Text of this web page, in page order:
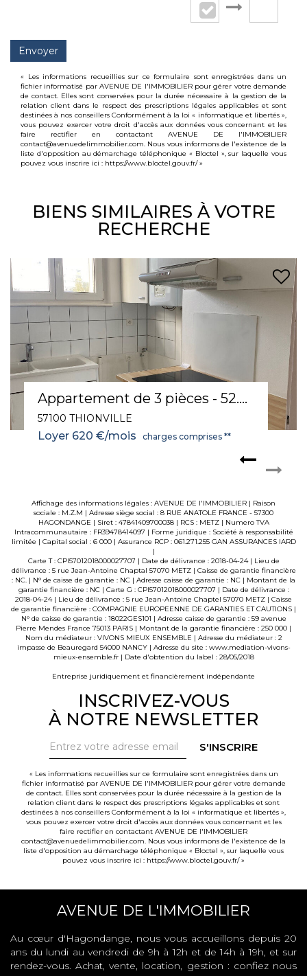
Envoyer
« Les informations recueillies sur ce formulaire sont enregistrées dans un
fichier informatisé par AVENUE DE l'IMMOBILIER pour gérer votre demande
de contact. Elles sont conservées pour la durée nécessaire à la gestion de la
relation client dans le respect des prescriptions légales applicables et sont
destinées à nos conseillers Conformément à la loi « informatique et libertés »,
vous pouvez exercer votre droit d'accès aux données vous concernant et les
faire rectifier en contactant AVENUE DE l'IMMOBILIER
contact@avenuedelimmobilier.com. Nous vous informons de l'existence de la
liste d'opposition au démarchage téléphonique « Bloctel », sur laquelle vous
pouvez vous inscrire ici : https://www.bloctel.gouv.fr/»
BIENS SIMILAIRES À VOTRE
RECHERCHE
Appartement de 3 pièce(s) 52.34 m2
57100 THIONVILLE
Loyer 620 €/mois charges comprises **
Affichage des informations légales : AVENUE DE l'IMMOBILIER | Raison
sociale : M.Z.M | Adresse siège social : 8 RUE ANATOLE FRANCE - 57300
HAGONDANGE | Siret : 47841409700038 | RCS : METZ | Numero TVA
Intracommunautaire : FR39478414097 | Forme juridique : Société à responsabilité
limitée | Capital social : 6 000 | Assurance RCP : 061.271.255 GAN ASSURANCES IARD
|
Carte T : CPI57012018000027707 | Date de délivrance : 2018-04-24 | Lieu de
délivrance : 5 rue Jean-Antoine Chaptal 57070 METZ | Caisse de garantie financière
: NC. | N° de caisse de garantie : NC | Adresse caisse de garantie : NC | Montant de la
garantie financière : NC | Carte G : CPI57012018000027707 | Date de délivrance :
2018-04-24 | Lieu de délivrance : 5 rue Jean-Antoine Chaptel 57070 METZ | Caisse
de garantie financière : COMPAGNIE EUROPEENNE DE GARANTIES ET CAUTIONS |
N° de caisse de garantie : 18022GES101 | Adresse caisse de garantie : 59 avenue
Pierre Mendes France 75013 PARIS | Montant de la garantie financière : 250 000 |
Nom du médiateur : VIVONS MIEUX ENSEMBLE | Adresse du médiateur : 2
impasse de Beauregard 54000 NANCY | Adresse du site : www.mediation-vivons-
mieux-ensemble.fr| Date d'obtention du label : 28/05/2018
Entreprise juridiquement et financièrement indépendante
INSCRIVEZ-VOUS
À NOTRE NEWSLETTER
S'INSCRIRE
« Les informations recueillies sur ce formulaire sont enregistrées dans un
fichier informatisé par AVENUE DE l'IMMOBILIER pour gérer votre demande
de contact. Elles sont conservées pour la durée nécessaire à la gestion de la
relation client dans le respect des prescriptions légales applicables et sont
destinées à nos conseillers Conformément à la loi « informatique et libertés »,
vous pouvez exercer votre droit d'accès aux données vous concernant et les
faire rectifier en contactant AVENUE DE l'IMMOBILIER
contact@avenuedelimmobilier.com. Nous vous informons de l'existence de la
liste d'opposition au démarchage téléphonique « Bloctel », sur laquelle vous
pouvez vous inscrire ici : https://www.bloctel.gouv.fr/»
AVENUE DE L'IMMOBILIER
Au cœur d'Hagondange, nous vous accueillons depuis 20
ans du lundi au vendredi de 9h à 12h et de 14h à 19h, et sur
rendez-vous. Achat, vente, location, gestion : confiez nous